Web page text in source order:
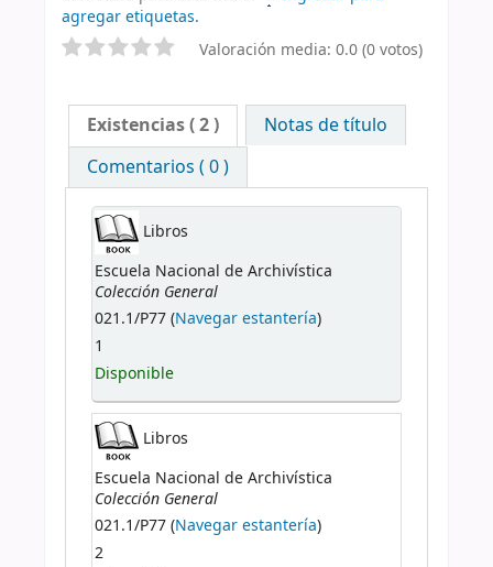
agregar etiquetas.
Valoración media: 0.0 (0 votos)
Existencias( 2 )
Notas de título
Comentarios ( 0 )
Libros
Escuela Nacional de Archivística
Colección General
021.1/P77 (Navegar estantería)
1
Disponible
Libros
Escuela Nacional de Archivística
Colección General
021.1/P77 (Navegar estantería)
2